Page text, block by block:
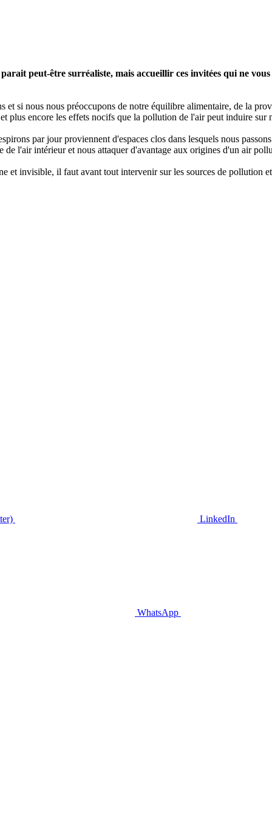
peut-être surréaliste, mais accueillir ces invitées qui ne
si nous nous préoccupons de notre équilibre alimentaire, de la
plus encore les effets nocifs que la pollution de l'air peut induire sur
par jour proviennent d'espaces clos dans lesquels nous
l'air intérieur et nous attaquer d'avantage aux origines d'un air
invisible, il faut avant tout intervenir sur les sources de pollution
LinkedIn
WhatsApp